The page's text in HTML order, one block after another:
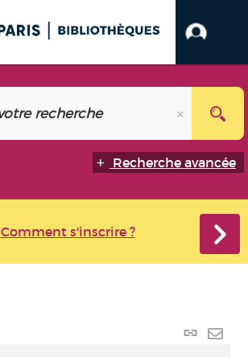
Recherche avancée
Comment s'inscrire ?
Lien